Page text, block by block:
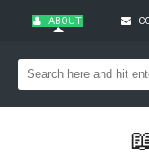
ABOUT
Bạn
Hãy đăng kí theo